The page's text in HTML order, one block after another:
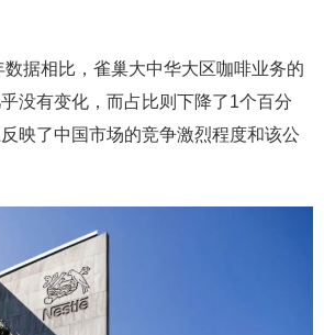
据相比，雀巢大中华大区咖啡业务的
没有变化，而占比则下降了1个百分
映了中国市场的竞争激烈程度和该公